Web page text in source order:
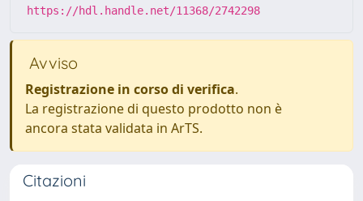
https://hdl.handle.net/11368/2742298
Avviso
Registrazione in corso di verifica.
La registrazione di questo prodotto non è
ancora stata validata in ArTS.
Citazioni